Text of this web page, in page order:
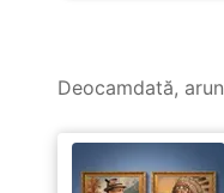
Deocamdată,